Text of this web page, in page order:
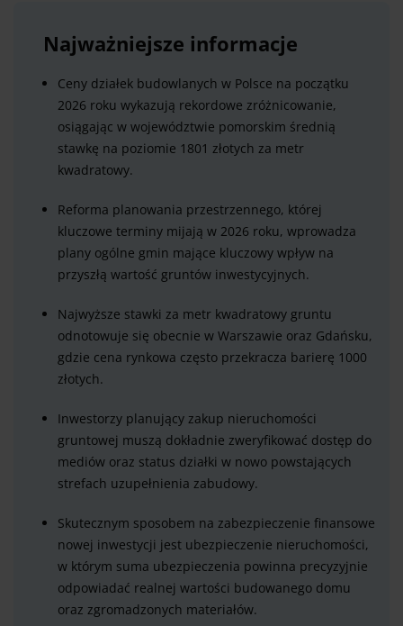
Najważniejsze informacje
Ceny działek budowlanych w Polsce na początku
2026 roku wykazują rekordowe zróżnicowanie,
osiągając w województwie pomorskim średnią
stawkę na poziomie 1801 złotych za metr
kwadratowy.
Reforma planowania przestrzennego, której
kluczowe terminy mijają w 2026 roku, wprowadza
plany ogólne gmin mające kluczowy wpływ na
przyszłą wartość gruntów inwestycyjnych.
Najwyższe stawki za metr kwadratowy gruntu
odnotowuje się obecnie w Warszawie oraz Gdańsku,
gdzie cena rynkowa często przekracza barierę 1000
złotych.
Inwestorzy planujący zakup nieruchomości
gruntowej muszą dokładnie zweryfikować dostęp do
mediów oraz status działki w nowo powstających
strefach uzupełnienia zabudowy.
Skutecznym sposobem na zabezpieczenie finansowe
nowej inwestycji jest ubezpieczenie nieruchomości,
w którym suma ubezpieczenia powinna precyzyjnie
odpowiadać realnej wartości budowanego domu
oraz zgromadzonych materiałów.